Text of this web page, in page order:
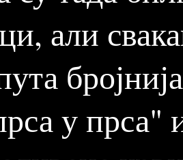
али
у прса"